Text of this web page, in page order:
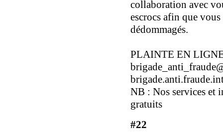
collaboration avec
escrocs afin que
dédommagés.
PLAINTE EN
NB : Nos services et
gratuits
#22